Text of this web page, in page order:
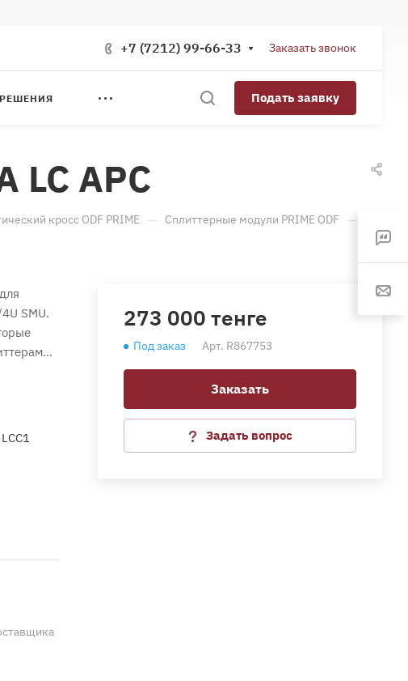
+7 (7212) 99-66-33 Заказать звонок
РЕШЕНИЯ Подать заявку
LC APC
кросс ODF PRIME — Сплиттерные модули PRIME ODF —
273 000 тенге
Под заказ Арт. R867753
Заказать
Задать вопрос
SMU.
блока